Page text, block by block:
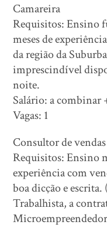
Camareira
Requisitos: Ensino
meses de
da região da
imprescindível
noite.
Salário: a combinar
Vagas: 1
Consultor de vendas
Requisitos: Ensino
experiência com
boa dicção e
Trabalhista, a